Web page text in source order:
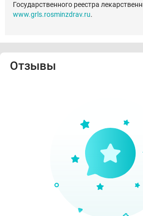
Государственного реестра
www.grls.rosminzdrav.ru.
Отзывы